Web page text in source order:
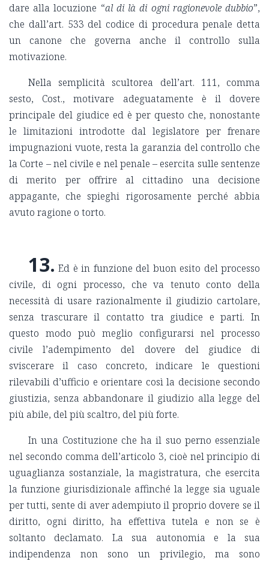
dare alla locuzione “al di là di ogni ragionevole dubbio”,
che dall’art. 533 del codice di procedura penale detta
un canone che governa anche il controllo sulla
motivazione.
Nella semplicità scultorea dell’art. 111, comma
sesto, Cost., motivare adeguatamente è il dovere
principale del giudice ed è per questo che, nonostante
le limitazioni introdotte dal legislatore per frenare
impugnazioni vuote, resta la garanzia del controllo che
la Corte – nel civile e nel penale – esercita sulle sentenze
di merito per offrire al cittadino una decisione
appagante, che spieghi rigorosamente perché abbia
avuto ragione o torto.
13. Ed è in funzione del buon esito del processo
civile, di ogni processo, che va tenuto conto della
necessità di usare razionalmente il giudizio cartolare,
senza trascurare il contatto tra giudice e parti. In
questo modo può meglio configurarsi nel processo
civile l’adempimento del dovere del giudice di
sviscerare il caso concreto, indicare le questioni
rilevabili d’ufficio e orientare così la decisione secondo
giustizia, senza abbandonare il giudizio alla legge del
più abile, del più scaltro, del più forte.
In una Costituzione che ha il suo perno essenziale
nel secondo comma dell’articolo 3, cioè nel principio di
uguaglianza sostanziale, la magistratura, che esercita
la funzione giurisdizionale affinché la legge sia uguale
per tutti, sente di aver adempiuto il proprio dovere se il
diritto, ogni diritto, ha effettiva tutela e non se è
soltanto declamato. La sua autonomia e la sua
indipendenza non sono un privilegio, ma sono